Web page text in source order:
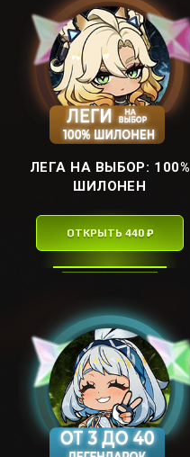
ЛЕГА НА ВЫБОР: ㅤ100%
ШИЛОНЕНㅤ
ОТКРЫТЬ 440 ₽